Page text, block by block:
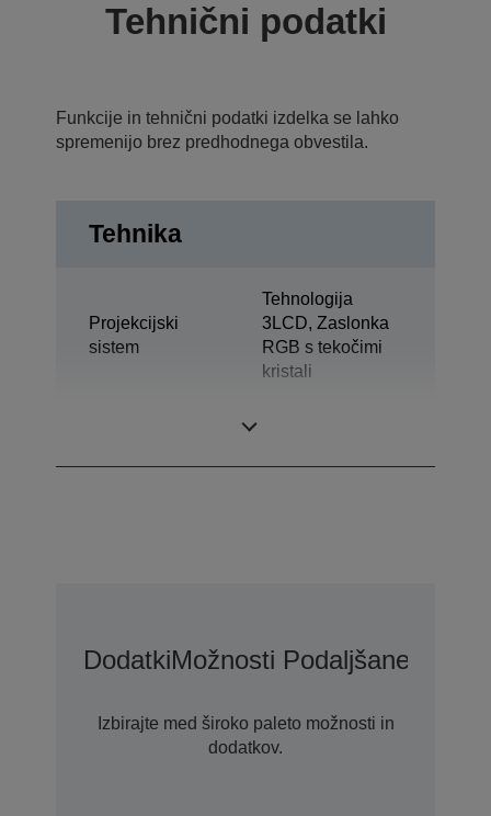
Tehnični podatki
Funkcije in tehnični podatki izdelka se lahko
spremenijo brez predhodnega obvestila.
Tehnika
Projekcijski
sistem
Tehnologija
3LCD, Zaslonka
RGB s tekočimi
kristali
DodatkiMožnosti Podaljšane
Izbirajte med široko paleto možnosti in
dodatkov.